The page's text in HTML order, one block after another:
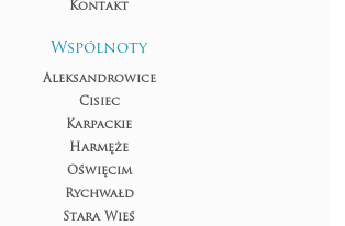
Kontakt
Wspólnoty
Aleksandrowice
Cisiec
Karpackie
Harmęże
Oświęcim
Rychwałd
Stara Wieś